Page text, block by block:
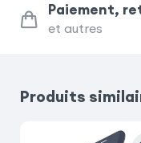
Samsung Galaxy
Paiement,
et autres
Produits